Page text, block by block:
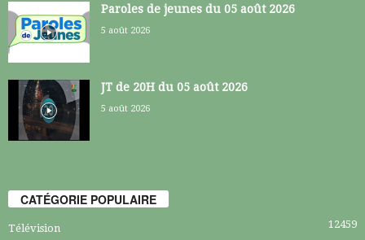
Paroles de jeunes du 05 août 2026
5 août 2026
JT de 20H du 05 août 2026
5 août 2026
CATÉGORIE POPULAIRE
Télévision 12459